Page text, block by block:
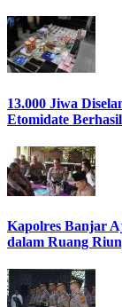
13.000 Jiwa
Etomidate
Kapolres Banjar
dalam Ruang